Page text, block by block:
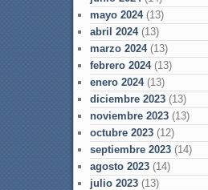
mayo 2024(13)
abril 2024(13)
marzo 2024(13)
febrero 2024(13)
enero 2024(13)
diciembre 2023(13)
noviembre 2023(13)
octubre 2023(12)
septiembre 2023(14)
agosto 2023(14)
julio 2023(13)